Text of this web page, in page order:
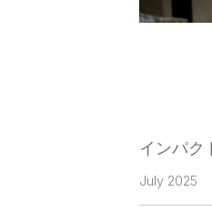
インパク
July 2025